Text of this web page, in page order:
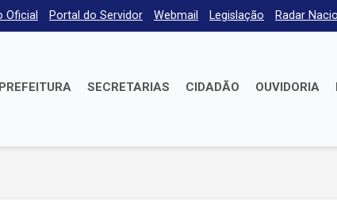
Oficial Portal do Servidor Webmail Legislação Radar
PREFEITURA SECRETARIAS CIDADÃO OUVIDORIA